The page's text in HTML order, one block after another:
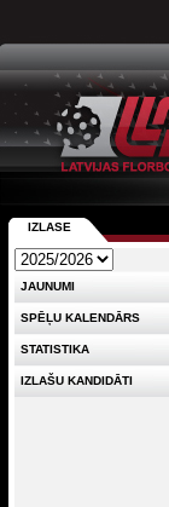
IZLASE
JAUNUMI
SPĒĻU KALENDĀRS
STATISTIKA
IZLAŠU KANDIDĀTI